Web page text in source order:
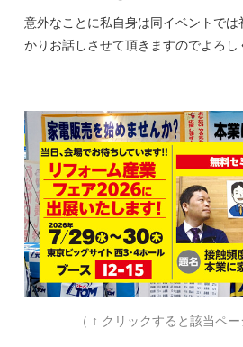
意外なことに私自身は同イベントでは
かりお話しさせて頂きますのでよろし
（ ↑ クリックすると該当ペー